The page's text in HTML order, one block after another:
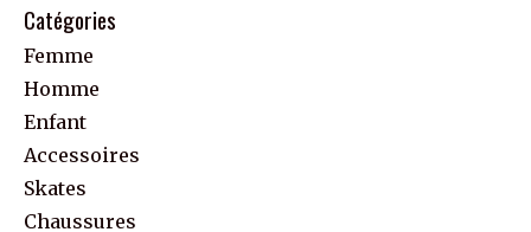
Catégories
Femme
Homme
Enfant
Accessoires
Skates
Chaussures